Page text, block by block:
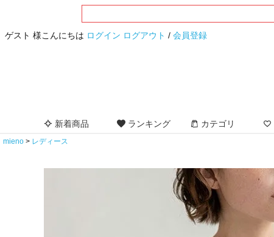
ゲスト 様こんにちは ログイン ログアウト / 会員登録
新着商品 ランキング カテゴリ
mieno レディース